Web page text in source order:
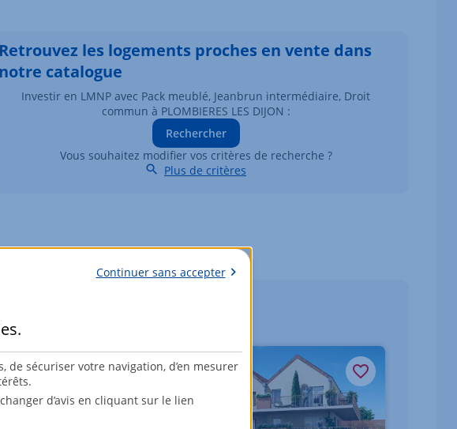
Retrouvez les logements proches en vente dans
notre catalogue
Investir en LMNP avec Pack meublé, Jeanbrun intermédiaire, Droit
commun à PLOMBIERES LES DIJON :
Rechercher
Vous souhaitez modifier vos critères de recherche ?
Plus de critères
Continuer sans accepter
.
sécuriser votre navigation, d’en mesurer
d’avis en cliquant sur le lien